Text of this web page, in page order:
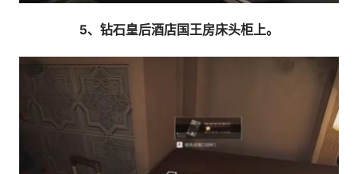
5、钻石皇后酒店国王房床头柜上。